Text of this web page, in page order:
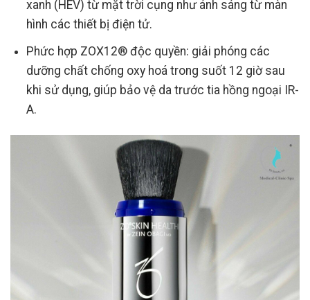
xanh (HEV) từ mặt trời cụng như ánh sáng từ màn
hình các thiết bị điện tử.
Phức hợp ZOX12® độc quyền: giải phóng các
dưỡng chất chống oxy hoá trong suốt 12 giờ sau
khi sử dụng, giúp bảo vệ da trước tia hồng ngoại IR-
A.